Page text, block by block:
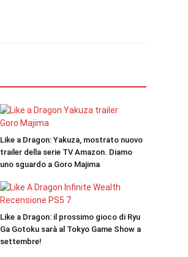
Like a Dragon: Yakuza, mostrato nuovo
trailer della serie TV Amazon. Diamo
uno sguardo a Goro Majima
Like a Dragon: il prossimo gioco di Ryu
Ga Gotoku sarà al Tokyo Game Show a
settembre!